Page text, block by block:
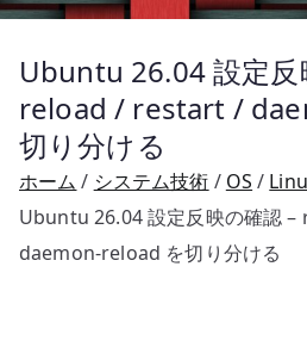
Ubuntu 26.04 設定反
reload / restart /
切り分ける
ホーム システム技術 OS
Ubuntu 26.04 設定反映の確認
daemon-reload を切り分ける